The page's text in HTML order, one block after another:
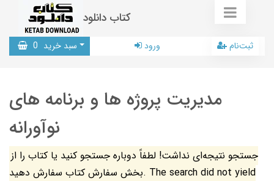
کتاب دانلود
سبد خرید 0 ورود ثبت‌نام
مدیریت پروژه ها و برنامه های
نوآورانه
جستجو نتیجه‌ای نداشت! لطفاً دوباره جستجو کنید یا کتاب را از
بخش سفارش کتاب سفارش دهید. The search did not yield